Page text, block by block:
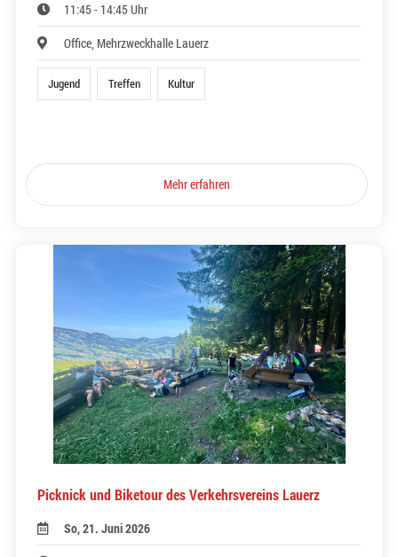
11:45 - 14:45 Uhr
Office, Mehrzweckhalle Lauerz
Jugend Treffen Kultur
Mehr erfahren
Picknick und Biketour des Verkehrsvereins Lauerz
So, 21. Juni 2026